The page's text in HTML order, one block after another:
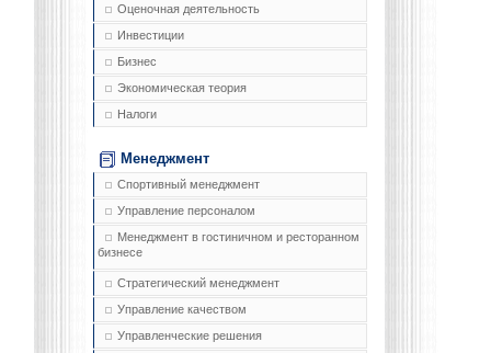
Оценочная деятельность
Инвестиции
Бизнес
Экономическая теория
Налоги
Менеджмент
Спортивный менеджмент
Управление персоналом
Менеджмент в гостиничном и ресторанном
бизнесе
Стратегический менеджмент
Управление качеством
Управленческие решения